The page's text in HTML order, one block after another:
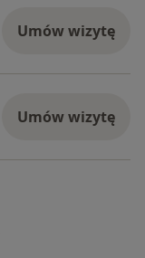
Umów wizytę
Umów wizytę